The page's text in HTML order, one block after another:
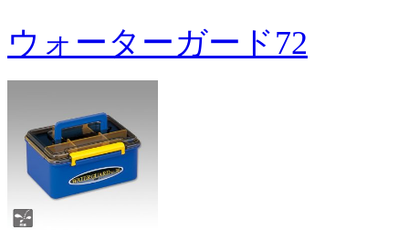
ウォーターガード72